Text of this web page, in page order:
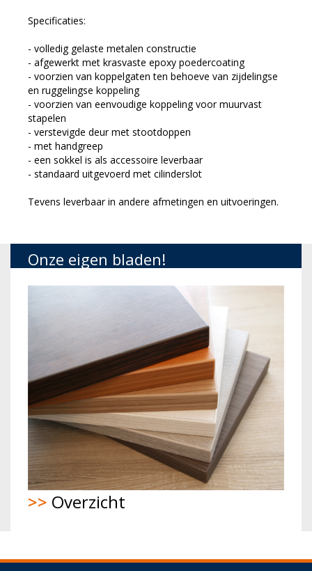
Specificaties:
- volledig gelaste metalen constructie
- afgewerkt met krasvaste epoxy poedercoating
- voorzien van koppelgaten ten behoeve van zijdelingse
en ruggelingse koppeling
- voorzien van eenvoudige koppeling voor muurvast
stapelen
- verstevigde deur met stootdoppen
- met handgreep
- een sokkel is als accessoire leverbaar
- standaard uitgevoerd met cilinderslot
Tevens leverbaar in andere afmetingen en uitvoeringen.
Onze eigen bladen!
>> Overzicht